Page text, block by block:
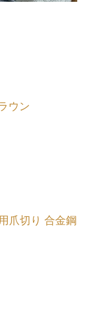
ウン
爪切り 合金鋼